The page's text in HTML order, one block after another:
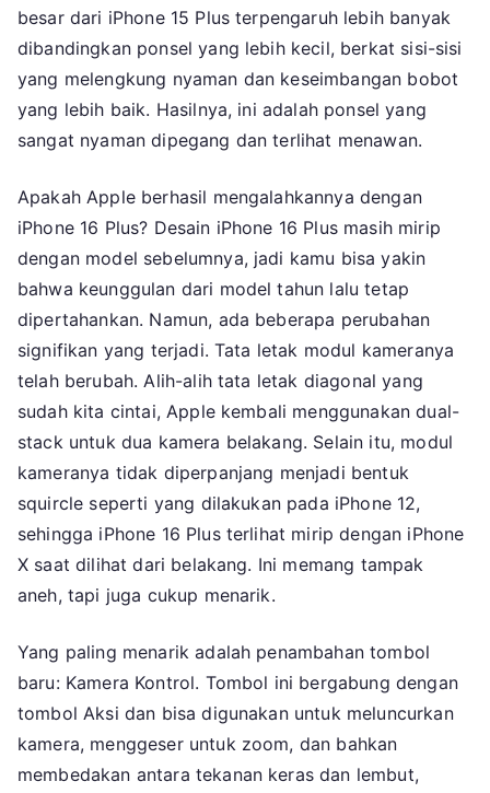
besar dari iPhone 15 Plus terpengaruh lebih banyak
dibandingkan ponsel yang lebih kecil, berkat sisi-sisi
yang melengkung nyaman dan keseimbangan bobot
yang lebih baik. Hasilnya, ini adalah ponsel yang
sangat nyaman dipegang dan terlihat menawan.
Apakah Apple berhasil mengalahkannya dengan
iPhone 16 Plus? Desain iPhone 16 Plus masih mirip
dengan model sebelumnya, jadi kamu bisa yakin
bahwa keunggulan dari model tahun lalu tetap
dipertahankan. Namun, ada beberapa perubahan
signifikan yang terjadi. Tata letak modul kameranya
telah berubah. Alih-alih tata letak diagonal yang
sudah kita cintai, Apple kembali menggunakan dual-
stack untuk dua kamera belakang. Selain itu, modul
kameranya tidak diperpanjang menjadi bentuk
squircle seperti yang dilakukan pada iPhone 12,
sehingga iPhone 16 Plus terlihat mirip dengan iPhone
X saat dilihat dari belakang. Ini memang tampak
aneh, tapi juga cukup menarik.
Yang paling menarik adalah penambahan tombol
baru: Kamera Kontrol. Tombol ini bergabung dengan
tombol Aksi dan bisa digunakan untuk meluncurkan
kamera, menggeser untuk zoom, dan bahkan
membedakan antara tekanan keras dan lembut,